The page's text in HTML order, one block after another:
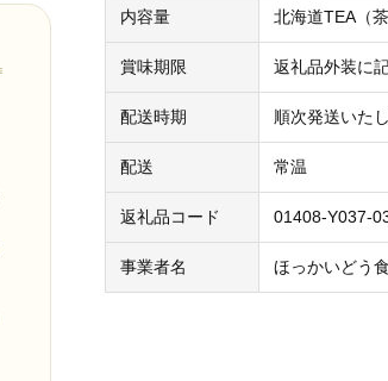
内容量 北海道TEA（
賞味期限 返礼品外装に
配送時期 順次発送いた
配送 常温
返礼品コード 01408-Y037-
事業者名 ほっかいどう